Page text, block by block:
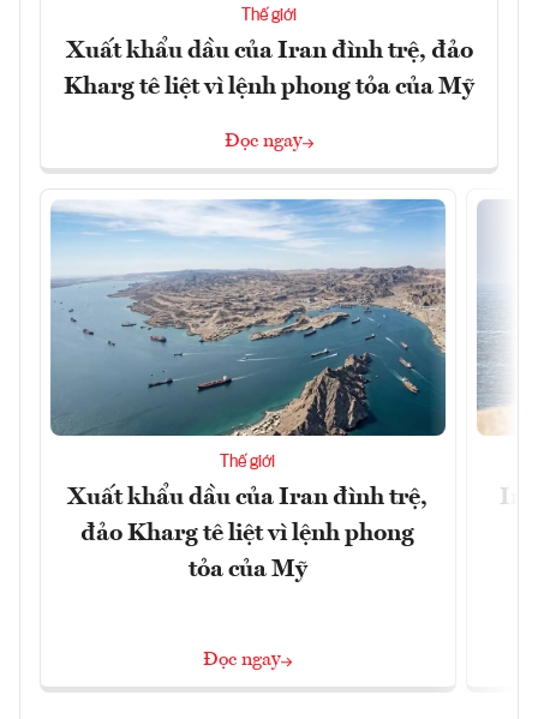
Thế giới
Xuất khẩu dầu của Iran đình trệ, đảo
Kharg tê liệt vì lệnh phong tỏa của Mỹ
Đọc ngay
Thế giới
Xuất khẩu dầu của Iran đình trệ,
đảo Kharg tê liệt vì lệnh phong
tỏa của Mỹ
Đọc ngay